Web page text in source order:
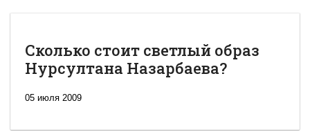
Сколько стоит светлый образ
Нурсултана Назарбаева?
05 июля 2009